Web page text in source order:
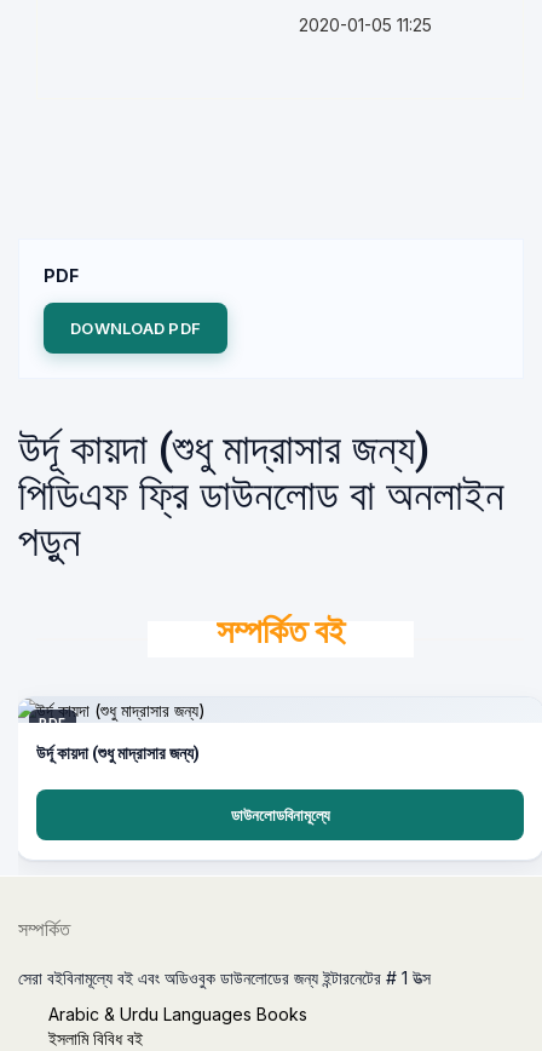
2020-01-05 11:25
PDF
DOWNLOAD PDF
উর্দূ কায়দা (শুধু মাদ্রাসার জন্য)
পিডিএফ ফ্রি ডাউনলোড বা অনলাইন
পড়ুন
সম্পর্কিত বই
PDF
উর্দূ কায়দা (শুধু মাদ্রাসার জন্য)
ডাউনলোডবিনামূল্যে
সম্পর্কিত
সেরা বইবিনামূল্যে বই এবং অডিওবুক ডাউনলোডের জন্য ইন্টারনেটের # 1 উত্স
Arabic & Urdu Languages Books
ইসলামি বিবিধ বই